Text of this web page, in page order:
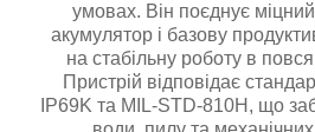
умовах. Він поєднує
акумулятор і базову
на стабільну роботу в
Пристрій відповідає
IP69K та MIL-STD-810H, що